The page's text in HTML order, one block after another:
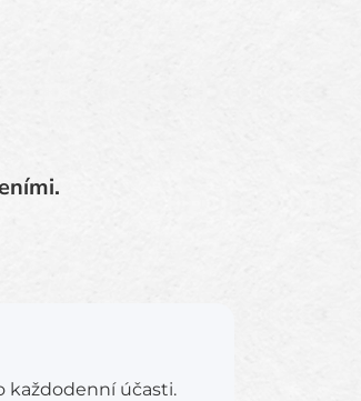
každodenní účasti.